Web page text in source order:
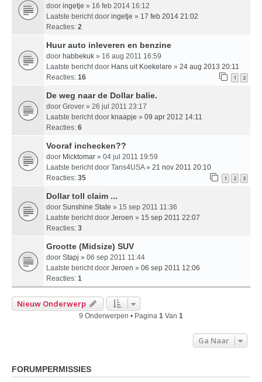
door ingetje » 16 feb 2014 16:12
Laatste bericht door ingetje » 17 feb 2014 21:02
Reacties: 2
Huur auto inleveren en benzine
door habbekuk » 16 aug 2011 16:59
Laatste bericht door Hans uit Koekelare » 24 aug 2013 20:11
Reacties: 16 1 2
De weg naar de Dollar balie.
door Grover » 26 jul 2011 23:17
Laatste bericht door knaapje » 09 apr 2012 14:11
Reacties: 6
Vooraf inchecken??
door Micktomar » 04 jul 2011 19:59
Laatste bericht door Tans4USA» 21 nov 2011 20:10
Reacties: 35 1 2 3
Dollar toll claim ...
door Sunshine State » 15 sep 2011 11:36
Laatste bericht door Jeroen » 15 sep 2011 22:07
Reacties: 3
Grootte (Midsize) SUV
door Stapj » 06 sep 2011 11:44
Laatste bericht door Jeroen » 06 sep 2011 12:06
Reacties: 1
Nieuw Onderwerp
9 Onderwerpen • Pagina 1 Van 1
Ga Naar
FORUMPERMISSIES